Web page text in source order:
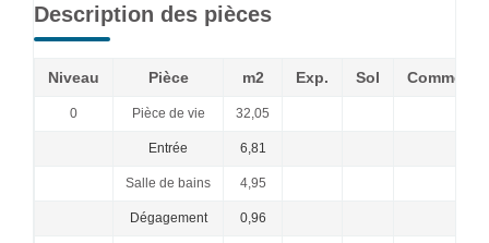
Description des pièces
Niveau Pièce m2 Exp. Sol
0 Pièce de vie 32,05
Entrée 6,81
Salle de bains 4,95
Dégagement 0,96